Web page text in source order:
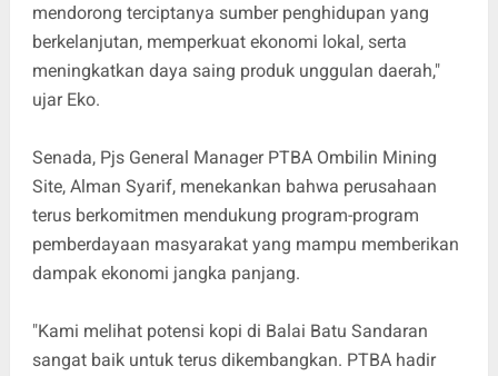
mendorong terciptanya sumber penghidupan yang
berkelanjutan, memperkuat ekonomi lokal, serta
meningkatkan daya saing produk unggulan daerah,"
ujar Eko.
Senada, Pjs General Manager PTBA Ombilin Mining
Site, Alman Syarif, menekankan bahwa perusahaan
terus berkomitmen mendukung program-program
pemberdayaan masyarakat yang mampu memberikan
dampak ekonomi jangka panjang.
"Kami melihat potensi kopi di Balai Batu Sandaran
sangat baik untuk terus dikembangkan. PTBA hadir